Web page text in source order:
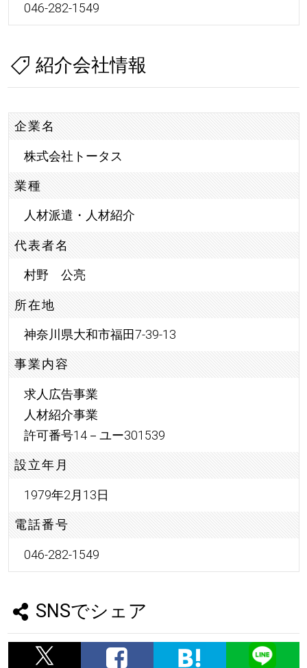
046-282-1549
紹介会社情報
企業名
株式会社トータス
業種
人材派遣・人材紹介
代表者名
村野 公亮
所在地
神奈川県大和市福田7-39-13
事業内容
求人広告事業
人材紹介事業
許可番号14－ユー301539
設立年月
1979年2月13日
電話番号
046-282-1549
SNSでシェア